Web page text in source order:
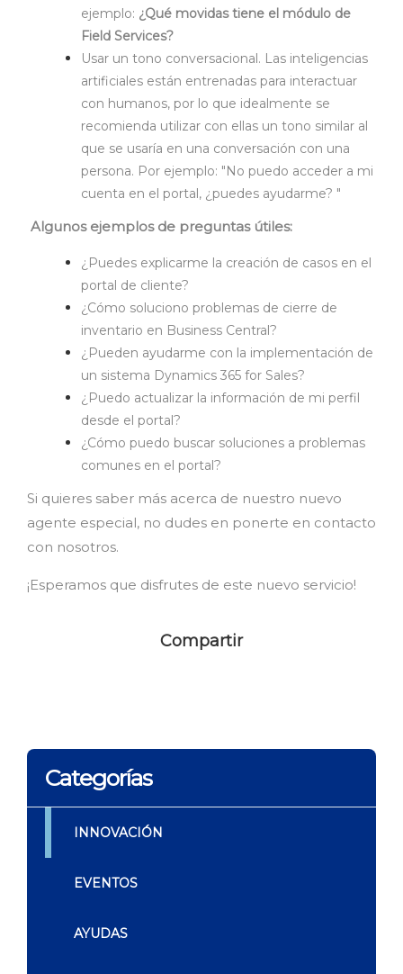
ejemplo: ¿Qué movidas tiene el módulo de
Field Services?
Usar un tono conversacional. Las inteligencias
artificiales están entrenadas para interactuar
con humanos, por lo que idealmente se
recomienda utilizar con ellas un tono similar al
que se usaría en una conversación con una
persona. Por ejemplo: "No puedo acceder a mi
cuenta en el portal, ¿puedes ayudarme? "
Algunos ejemplos de preguntas útiles:
¿Puedes explicarme la creación de casos en el
portal de cliente?
¿Cómo soluciono problemas de cierre de
inventario en Business Central?
¿Pueden ayudarme con la implementación de
un sistema Dynamics 365 for Sales?
¿Puedo actualizar la información de mi perfil
desde el portal?
¿Cómo puedo buscar soluciones a problemas
comunes en el portal?
Si quieres saber más acerca de nuestro nuevo
agente especial, no dudes en ponerte en contacto
con nosotros.
¡Esperamos que disfrutes de este nuevo servicio!
Compartir
Categorías
INNOVACIÓN
EVENTOS
AYUDAS